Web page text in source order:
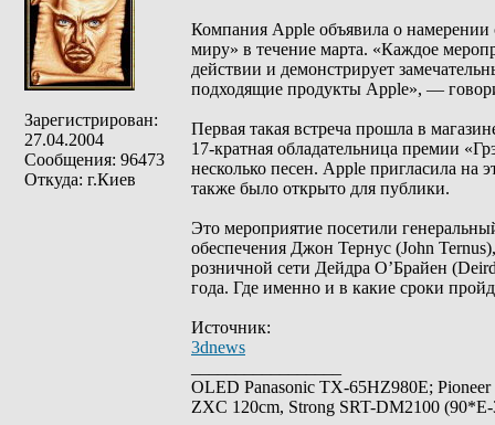
Зарегистрирован:
27.04.2004
Сообщения: 96473
Откуда: г.Киев
Компания Apple объявила о намерении
миру» в течение марта. «Каждое
действии и демонстрирует
подходящие продукты Apple», —
Первая такая встреча прошла в
17-кратная обладательница премии
несколько песен. Apple пригласила на
также было открыто для публики.
Это мероприятие посетили
обеспечения Джон Тернус (John
розничной сети Дейдра О’Брайен
года. Где именно и в какие сроки
Источник:
3dnews
OLED Panasonic TX-65HZ980E;
ZXC 120cm, Strong SRT-DM2100